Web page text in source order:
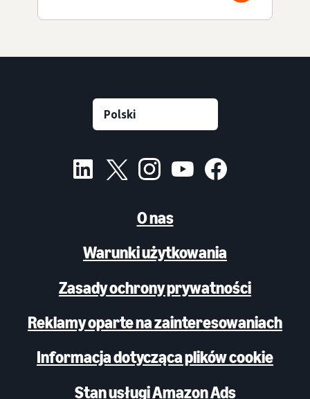
O nas
Warunki użytkowania
Zasady ochrony prywatności
Reklamy oparte na zainteresowaniach
Informacja dotycząca plików cookie
Stan usługi Amazon Ads